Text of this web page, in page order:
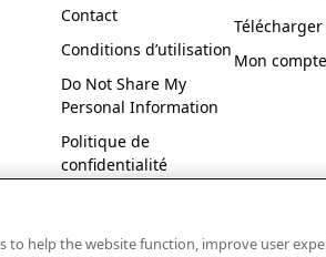
Contact
Conditions d’utilisation
Do Not Share My
Personal Information
Politique de
confidentialité
Mon compte
to help the website function, improve user